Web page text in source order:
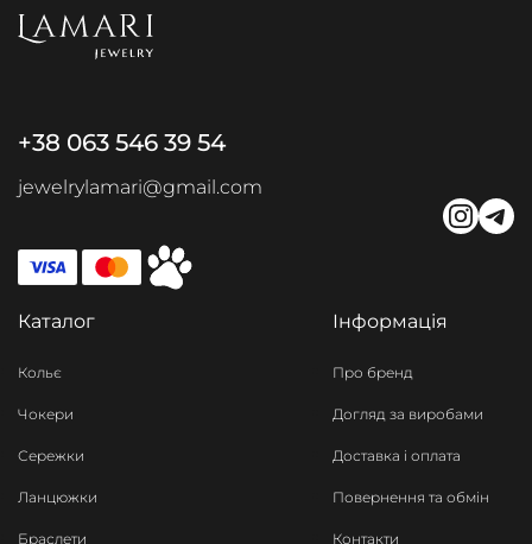
+38 063 546 39 54
jewelrylamari@gmail.com
Каталог
Кольє
Чокери
Сережки
Ланцюжки
Браслети
Інформація
Про бренд
Догляд за виробами
Доставка і оплата
Повернення та обмін
Контакти